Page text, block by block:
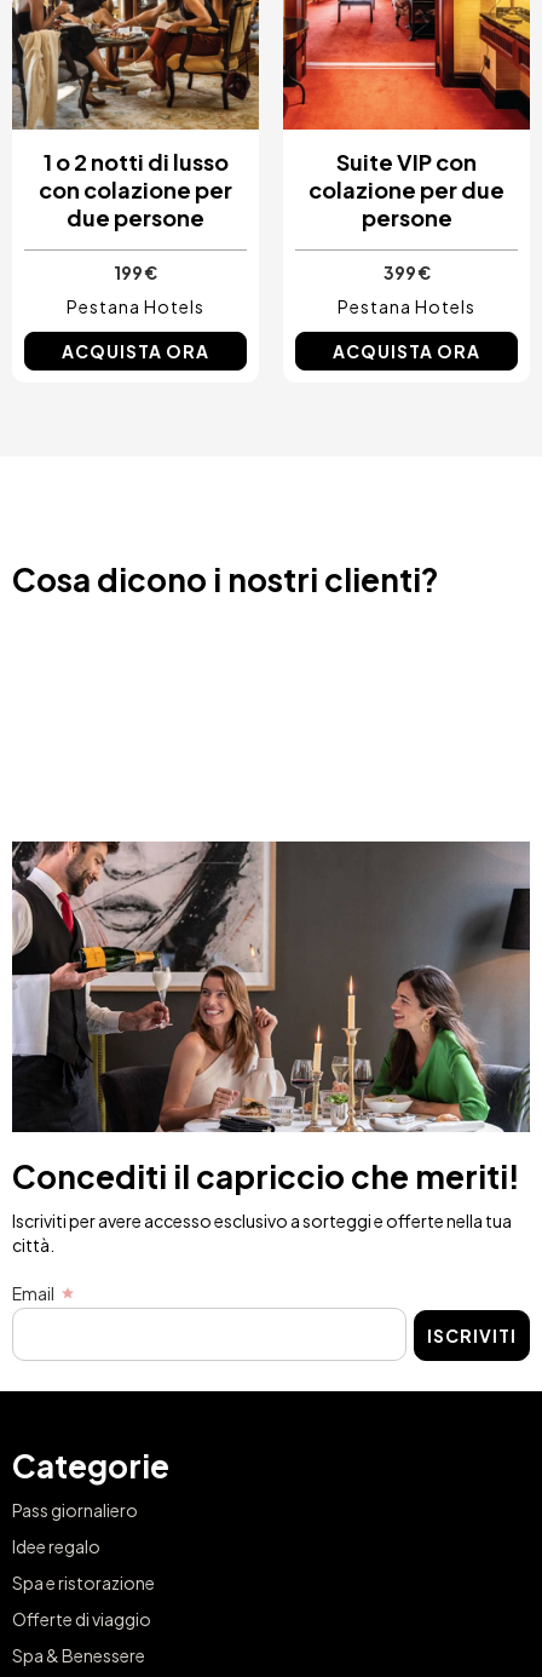
1 o 2 notti di lusso
con colazione per
due persone
199 €
Pestana Hotels
ACQUISTA ORA
Suite VIP con
colazione per due
persone
399 €
Pestana Hotels
ACQUISTA ORA
Cosa dicono i nostri clienti?
Concediti il capriccio che meriti!
Iscriviti per avere accesso esclusivo a sorteggi e offerte nella tua
città.
Email
ISCRIVITI
Categorie
Pass giornaliero
Idee regalo
Spa e ristorazione
Offerte di viaggio
Spa & Benessere